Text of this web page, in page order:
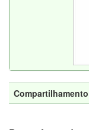
Compartilhamento